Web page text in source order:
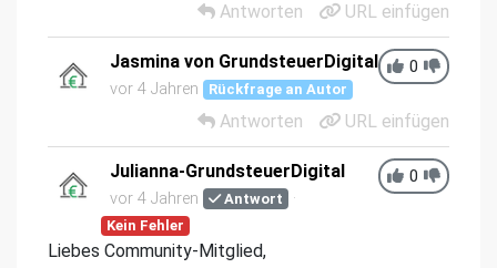
Antworten URL einfügen
0
Jasmina von GrundsteuerDigital
vor 4 Jahren Rückfrage an Autor
Antworten URL einfügen
0
Julianna-GrundsteuerDigital
vor 4 Jahren
Antwort
Kein Fehler
Liebes Community-Mitglied,